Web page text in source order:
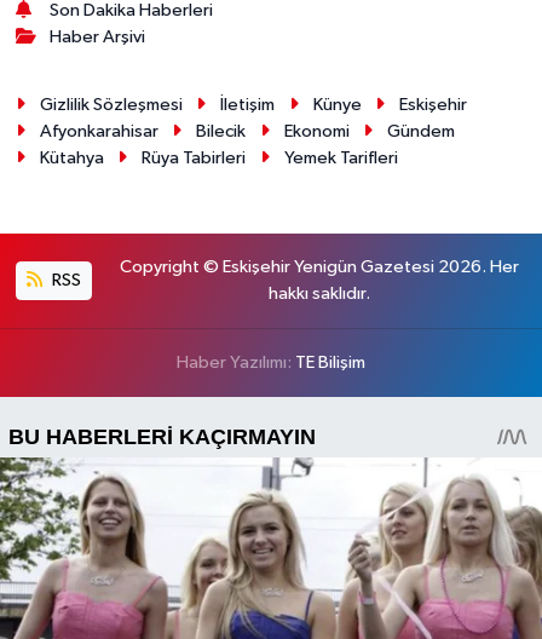
Son Dakika Haberleri
Haber Arşivi
Gizlilik Sözleşmesi İletişim Künye
Eskişehir
Afyonkarahisar
Bilecik Ekonomi
Gündem
Kütahya
Rüya Tabirleri Yemek Tarifleri
RSS
Copyright © Eskişehir Yenigün Gazetesi 2026. Her
hakkı saklıdır.
Haber Yazılımı: TE Bilişim